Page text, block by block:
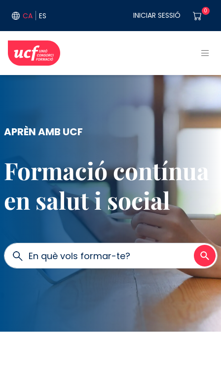
CA ES User
INICIAR SESSIÓ 0
APRÈN AMB UCF
Formació contínua
en salut i social
En què vols formar-te?